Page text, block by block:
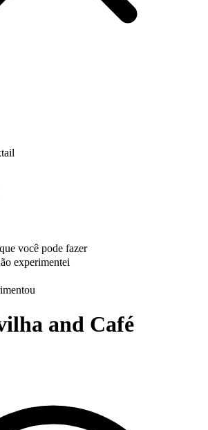
você pode fazer
experimentei
and Café